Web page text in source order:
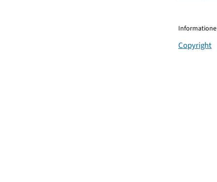
Copyright